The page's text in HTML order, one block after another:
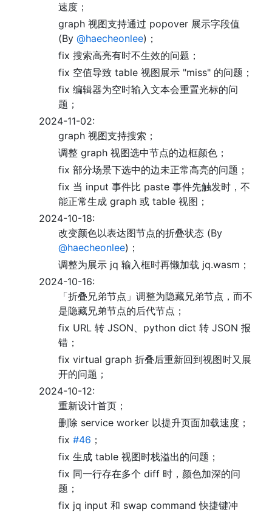
速度；
graph 视图支持通过 popover 展示字段值
(By @haecheonlee)；
fix 搜索高亮有时不生效的问题；
fix 空值导致 table 视图展示 "miss" 的问题；
fix 编辑器为空时输入文本会重置光标的问
题；
2024-11-02:
graph 视图支持搜索；
调整 graph 视图选中节点的边框颜色；
fix 部分场景下选中的边未正常高亮的问题；
fix 当 input 事件比 paste 事件先触发时，不
能正常生成 graph 或 table 视图；
2024-10-18:
改变颜色以表达图节点的折叠状态 (By
@haecheonlee)；
调整为展示 jq 输入框时再懒加载 jq.wasm；
2024-10-16:
「折叠兄弟节点」调整为隐藏兄弟节点，而不
是隐藏兄弟节点的后代节点；
fix URL 转 JSON、python dict 转 JSON 报
错；
fix virtual graph 折叠后重新回到视图时又展
开的问题；
2024-10-12:
重新设计首页；
删除 service worker 以提升页面加载速度；
fix #46 ；
fix 生成 table 视图时栈溢出的问题；
fix 同一行存在多个 diff 时，颜色加深的问
题；
fix jq input 和 swap command 快捷键冲